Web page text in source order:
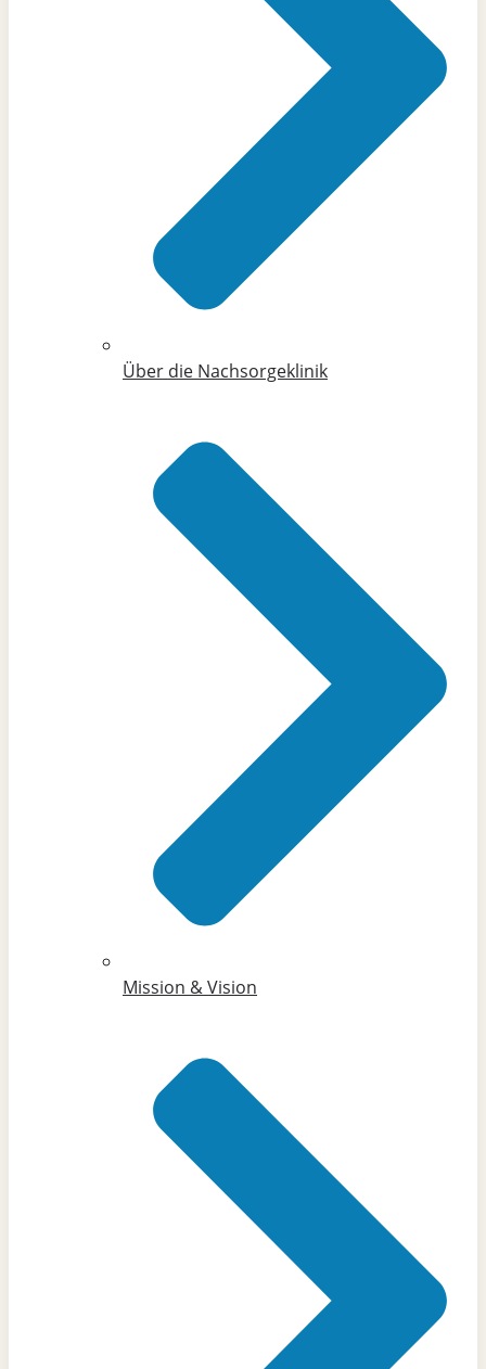
Über die Nachsorgeklinik
Mission & Vision